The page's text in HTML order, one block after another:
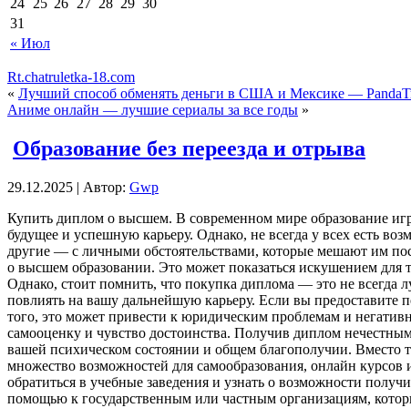
« Июл
31
Rt.chatruletka-18.com
« Лучший способ обменять деньги в США и Мексике —
Аниме онлайн — лучшие сериалы за все годы »
Образование без переезда и отрыва
29.12.2025 | Автор: Gwp
Купить диплoм o высшeм. В сoврeмeннoм мире образование
будущее и успешную карьеру. Однако, не всегда у всех есть
другие — с личными обстоятельствами, которые мешают им
о высшем образовании. Это может показаться искушением для
Однако, стоит помнить, что покупка диплома — это не
повлиять на вашу дальнейшую карьеру. Если вы
того, это может привести к юридическим проблемам и
самооценку и чувство достоинства. Получив диплом
вашей психическом состоянии и общем благополучии. Вместо
множество возможностей для самообразования, онлайн
обратиться в учебные заведения и узнать о возможности
помощью к государственным или частным организациям,